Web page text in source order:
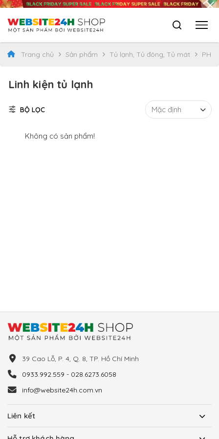
Trang chủ Sản phẩm Tủ lạnh, Tủ đông, Tủ mát PHỤ
Linh kiện tủ lạnh
BỘ LỌC
Không có sản phẩm!
39 Cao Lỗ, P. 4, Q. 8, TP. Hồ Chí Minh
0933.992.559 - 028.6273.6058
info@website24h.com.vn
Liên kết